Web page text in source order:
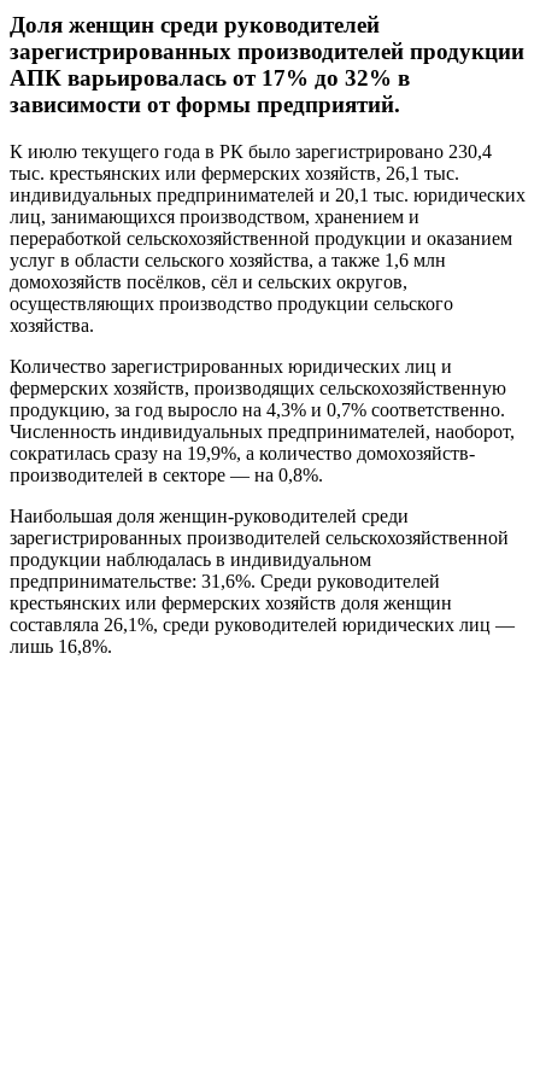
Доля женщин среди руководителей
зарегистрированных производителей продукции
АПК варьировалась от 17% до 32% в
зависимости от формы предприятий.
К июлю текущего года в РК было зарегистрировано 230,4
тыс. крестьянских или фермерских хозяйств, 26,1 тыс.
индивидуальных предпринимателей и 20,1 тыс. юридических
лиц, занимающихся производством, хранением и
переработкой сельскохозяйственной продукции и оказанием
услуг в области сельского хозяйства, а также 1,6 млн
домохозяйств посёлков, сёл и сельских округов,
осуществляющих производство продукции сельского
хозяйства.
Количество зарегистрированных юридических лиц и
фермерских хозяйств, производящих сельскохозяйственную
продукцию, за год выросло на 4,3% и 0,7% соответственно.
Численность индивидуальных предпринимателей, наоборот,
сократилась сразу на 19,9%, а количество домохозяйств-
производителей в секторе — на 0,8%.
Наибольшая доля женщин-руководителей среди
зарегистрированных производителей сельскохозяйственной
продукции наблюдалась в индивидуальном
предпринимательстве: 31,6%. Среди руководителей
крестьянских или фермерских хозяйств доля женщин
составляла 26,1%, среди руководителей юридических лиц —
лишь 16,8%.